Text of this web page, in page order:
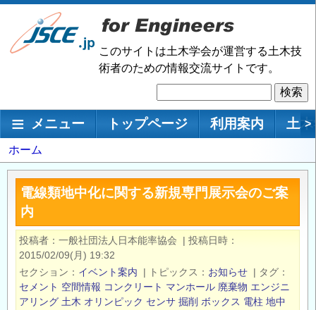
メ
ン
移
このサイトは土木学会が運営する土木技
術者のための情報交流サイトです。
索
メインナビゲーション
メニュー トップページ 利用案内 土 >
パ
ン
ず
ホーム
電線類地中化に関する新規専門展示会のご案
内
投稿者 一般社団法人日本能率協会 | 投稿日時
2015/02/09(月) 19:32
セクション
イベント案内 | トピックス お知らせ | タグ
セメント 空間情報 コンクリート マンホール 廃棄物 エンジニ
アリング 土木 オリンピック センサ 掘削 ボックス 電柱 地中